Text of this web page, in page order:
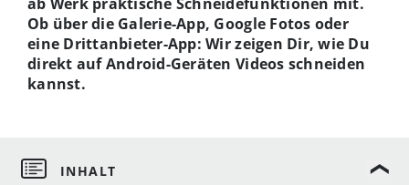
Ob über die Galerie-App, Google Fotos oder
eine Drittanbieter-App: Wir zeigen Dir, wie Du
direkt auf Android-Geräten Videos schneiden
kannst.